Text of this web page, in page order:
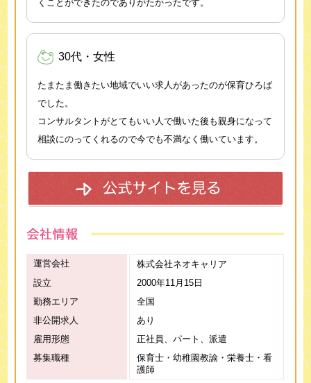
くことができたのでありがたかったです。
30代・女性
たまたま働きたい地域でいい求人があったのが保育ひろば
でした。
コンサルタントがとてもいい人で働いた後も親身になって
相談にのってくれるので今でも不満なく働いています。
運営会社
株式会社ネオキャリア
設立
2000年11月15日
勤務エリア
全国
非公開求人
あり
雇用形態
正社員、パート、派遣
募集職種
保育士・幼稚園教諭・栄養士・看
護師